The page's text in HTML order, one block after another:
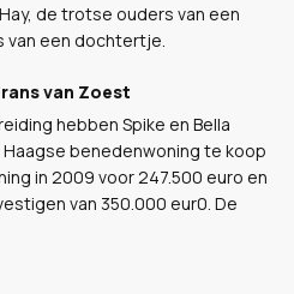
de trotse ouders van een
van een dochtertje.
van Zoest
hebben Spike en Bella
benedenwoning te koop
in 2009 voor 247.500 euro en
van 350.000 eur0. De